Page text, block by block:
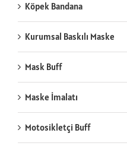
Köpek Bandana
Kurumsal Baskılı Maske
Mask Buff
Maske İmalatı
Motosikletçi Buff